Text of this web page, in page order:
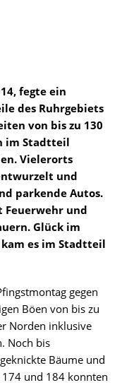
fegte ein
des Ruhrgebiets
von bis zu 130
im Stadtteil
Vielerorts
und
parkende Autos.
und
Glück im
es im Stadtteil
gegen
Böen von bis zu
Norden inklusive
Noch bis
Bäume und
und 184 konnten